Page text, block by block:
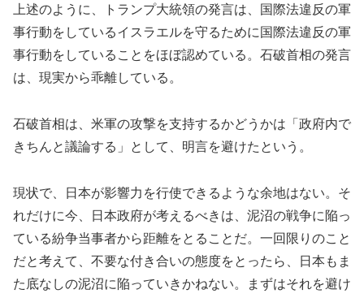
上述のように、トランプ大統領の発言は、国際法違反の軍
事行動をしているイスラエルを守るために国際法違反の軍
事行動をしていることをほぼ認めている。石破首相の発言
は、現実から乖離している。
石破首相は、米軍の攻撃を支持するかどうかは「政府内で
きちんと議論する」として、明言を避けたという。
現状で、日本が影響力を行使できるような余地はない。そ
れだけに今、日本政府が考えるべきは、泥沼の戦争に陥っ
ている紛争当事者から距離をとることだ。一回限りのこと
だと考えて、不要な付き合いの態度をとったら、日本もま
た底なしの泥沼に陥っていきかねない。まずはそれを避け